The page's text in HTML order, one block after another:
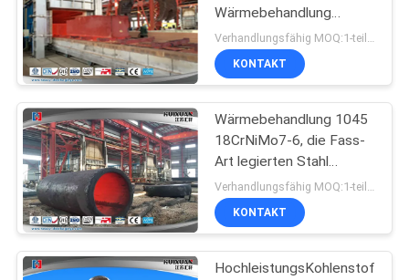
Wärmebehandlung
schmiedender Quart
sterben für
Wärmetauscher
Verhandlungsfähig MOQ:1-teilig
KONTAKT
Wärmebehandlung 1045
18CrNiMo7-6, die Fass-
Art legierten Stahl
schmiedender Quart
9000MM schmiedet
KONTAKT